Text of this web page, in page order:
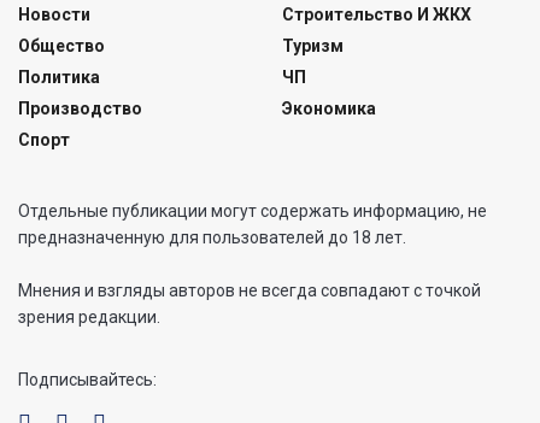
Новости
Общество
Политика
Производство
Спорт
Строительство И ЖКХ
Туризм
ЧП
Экономика
Отдельные публикации могут содержать информацию, не
предназначенную для пользователей до 18 лет.
Мнения и взгляды авторов не всегда совпадают с точкой
зрения редакции.
Подписывайтесь: